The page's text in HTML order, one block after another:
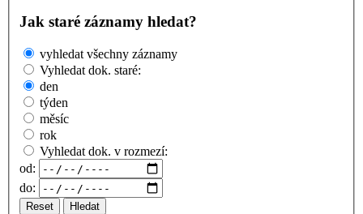
Jak staré záznamy hledat?
vyhledat všechny záznamy
Vyhledat dok. staré:
den
týden
měsíc
rok
Vyhledat dok. v rozmezí:
od:
do:
Reset Hledat